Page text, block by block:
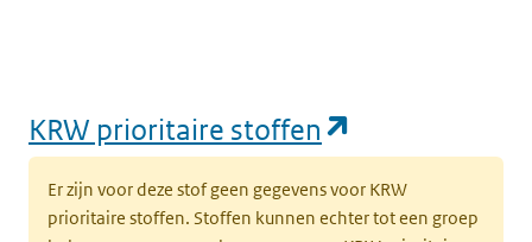
KRW prioritaire stoffen
Er zijn voor deze stof geen gegevens voor KRW
prioritaire stoffen. Stoffen kunnen echter tot een groep